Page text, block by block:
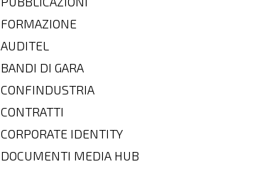
FORMAZIONE
AUDITEL
BANDI DI GARA
CONFINDUSTRIA
CONTRATTI
CORPORATE IDENTITY
DOCUMENTI MEDIA HUB